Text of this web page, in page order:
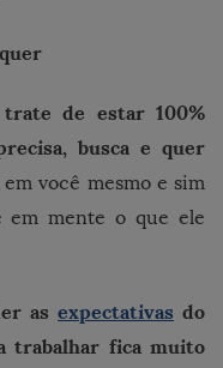
trate de estar 100%
busca e quer
você mesmo e sim
em mente o que ele
as expectativas do
trabalhar fica muito